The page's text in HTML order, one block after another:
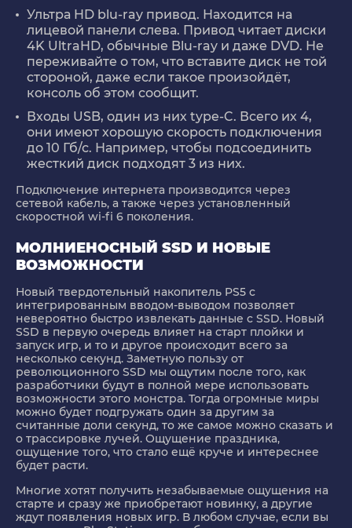
Ультра HD blu-ray привод. Находится на
лицевой панели слева. Привод читает диски
4K UltraHD, обычные Blu-ray и даже DVD. Не
переживайте о том, что вставите диск не той
стороной, даже если такое произойдёт,
консоль об этом сообщит.
Входы USB, один из них type-C. Всего их 4,
они имеют хорошую скорость подключения
до 10 Гб/с. Например, чтобы подсоединить
жесткий диск подходят 3 из них.
Подключение интернета производится через
сетевой кабель, а также через установленный
скоростной wi-fi 6 поколения.
МОЛНИЕНОСНЫЙ SSD И НОВЫЕ
ВОЗМОЖНОСТИ
Новый твердотельный накопитель PS5 с
интегрированным вводом-выводом позволяет
невероятно быстро извлекать данные с SSD. Новый
SSD в первую очередь влияет на старт плойки и
запуск игр, и то и другое происходит всего за
несколько секунд. Заметную пользу от
революционного SSD мы ощутим после того, как
разработчики будут в полной мере использовать
возможности этого монстра. Тогда огромные миры
можно будет подгружать один за другим за
считанные доли секунд, то же самое можно сказать и
о трассировке лучей. Ощущение праздника,
ощущение того, что стало ещё круче и интереснее
будет расти.
Многие хотят получить незабываемые ощущения на
старте и сразу же приобретают новинку, а другие
ждут появления новых игр. В любом случае, если вы